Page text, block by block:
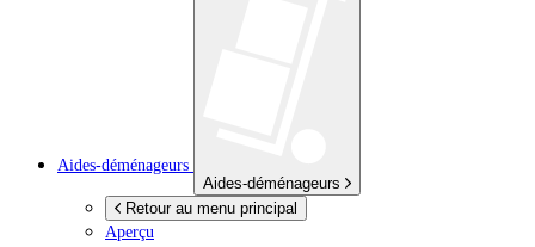
Aides-déménageurs
Aides-déménageurs
Retour au menu principal
Aperçu